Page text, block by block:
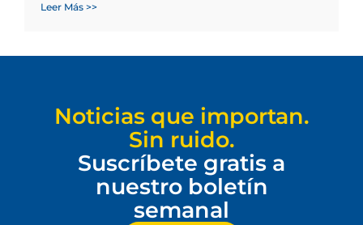
Leer Más >>
Noticias que importan.
Sin ruido.
Suscríbete gratis a
nuestro boletín
semanal